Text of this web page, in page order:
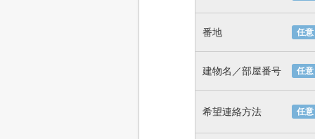
番地 任意
建物名／部屋番号 任意
希望連絡方法 任意